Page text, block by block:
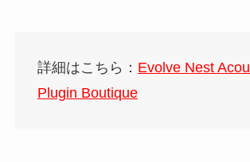
詳細はこちら： Evolve Nest
Plugin Boutique